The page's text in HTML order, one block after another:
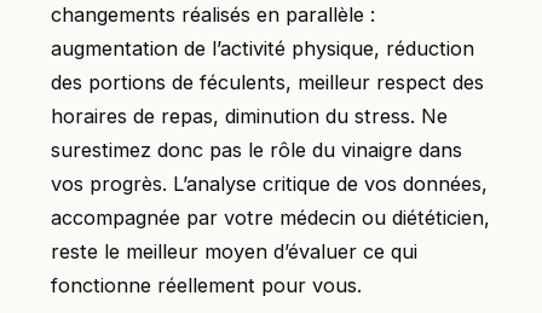
changements réalisés en parallèle :
augmentation de l’activité physique, réduction
des portions de féculents, meilleur respect des
horaires de repas, diminution du stress. Ne
surestimez donc pas le rôle du vinaigre dans
vos progrès. L’analyse critique de vos données,
accompagnée par votre médecin ou diététicien,
reste le meilleur moyen d’évaluer ce qui
fonctionne réellement pour vous.